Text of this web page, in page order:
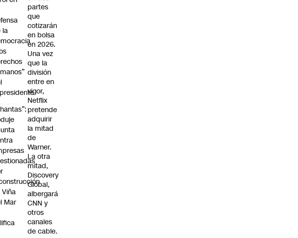
partes
que
cotizarán
en bolsa
en 2026.
Una vez
que la
división
entre en
vigor,
Netflix
pretende
adquirir
la mitad
de
Warner.
La otra
mitad,
Discovery
Global,
albergará
CNN y
otros
canales
de cable.
la
Viña
Mar